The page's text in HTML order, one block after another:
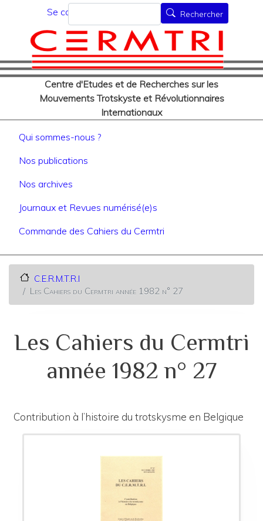
au
contenu
principal
Menu du compte de
Se connecter
Centre d'Etudes et de Recherches sur les
Mouvements Trotskyste et Révolutionnaires
Internationaux
Rechercher Rechercher
Navigation principale
Qui sommes-nous ?
Nos publications
Nos archives
Journaux et Revues numérisé(e)s
Commande des Cahiers du Cermtri
C.E.R.M.T.R.I
Les Cahiers du Cermtri année 1982 n° 27
Les Cahiers du Cermtri
année 1982 n° 27
Contribution à l’histoire du trotskysme en Belgique